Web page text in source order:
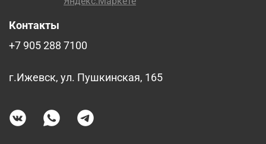
Контакты
+7 905 288 7100
г.Ижевск, ул. Пушкинская, 165